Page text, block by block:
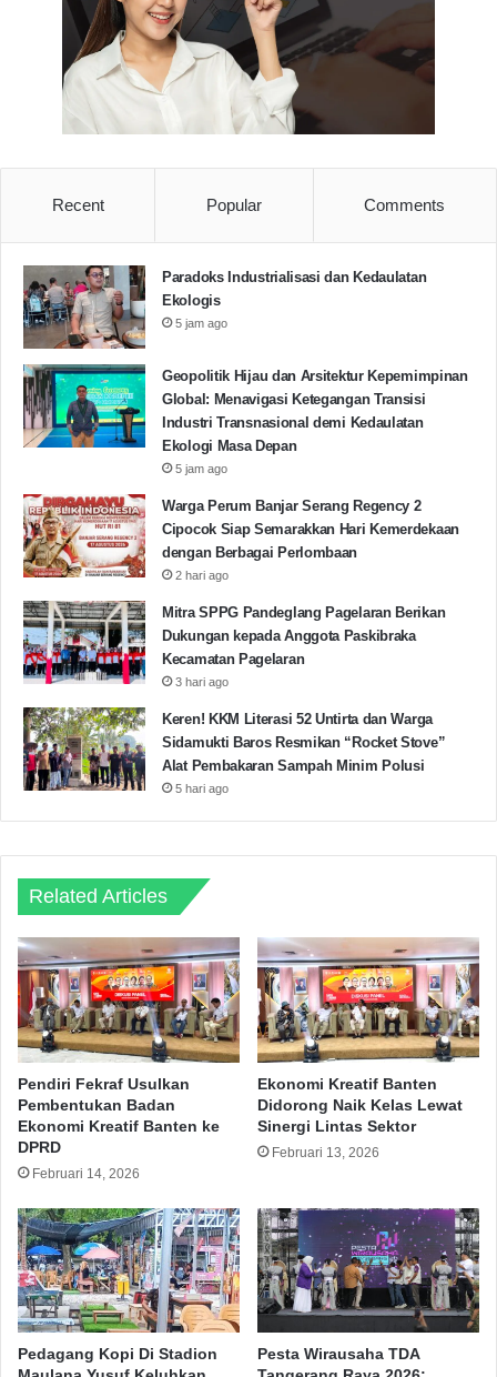
Indonesia Maju.
Fekraf Banten pesta rakyat
Recent Popular Comments
Paradoks Industrialisasi dan Kedaulatan
Ekologis
5 jam ago
Geopolitik Hijau dan Arsitektur Kepemimpinan
Global: Menavigasi Ketegangan Transisi
Industri Transnasional demi Kedaulatan
Ekologi Masa Depan
5 jam ago
Warga Perum Banjar Serang Regency 2
Cipocok Siap Semarakkan Hari Kemerdekaan
dengan Berbagai Perlombaan
2 hari ago
Mitra SPPG Pandeglang Pagelaran Berikan
Dukungan kepada Anggota Paskibraka
Kecamatan Pagelaran
3 hari ago
Keren! KKM Literasi 52 Untirta dan Warga
Sidamukti Baros Resmikan “Rocket Stove”
Alat Pembakaran Sampah Minim Polusi
5 hari ago
Related Articles
Pendiri Fekraf Usulkan
Pembentukan Badan
Ekonomi Kreatif Banten ke
DPRD
Februari 14, 2026
Ekonomi Kreatif Banten
Didorong Naik Kelas Lewat
Sinergi Lintas Sektor
Februari 13, 2026
Pedagang Kopi Di Stadion
Pesta Wirausaha TDA